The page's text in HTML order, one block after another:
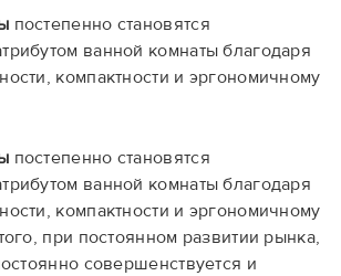
постепенно становятся
ванной комнаты благодаря
компактности и эргономичному
постепенно становятся
ванной комнаты благодаря
компактности и эргономичному
при постоянном развитии рынка,
совершенствуется и